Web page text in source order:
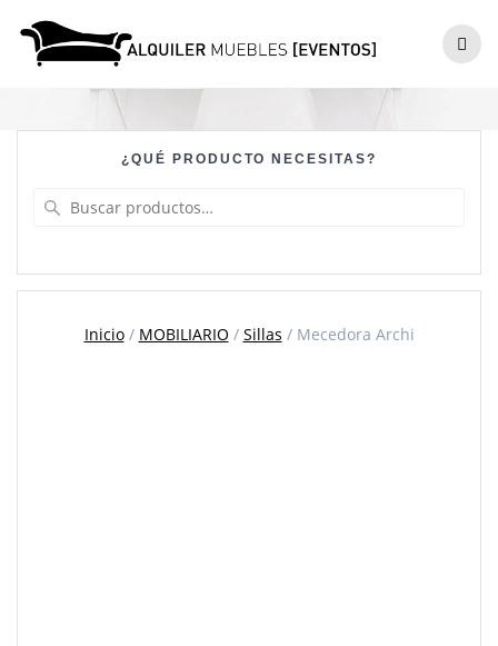
content
Mecedora Archi
¿QUÉ PRODUCTO NECESITAS?
Inicio/ MOBILIARIO / Sillas / Mecedora Archi